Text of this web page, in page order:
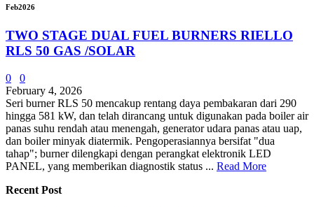
Feb2026
TWO STAGE DUAL FUEL BURNERS RIELLO
RLS 50 GAS /SOLAR
0
0
February 4, 2026
Seri burner RLS 50 mencakup rentang daya pembakaran dari 290
hingga 581 kW, dan telah dirancang untuk digunakan pada boiler air
panas suhu rendah atau menengah, generator udara panas atau uap,
dan boiler minyak diatermik. Pengoperasiannya bersifat "dua
tahap"; burner dilengkapi dengan perangkat elektronik LED
PANEL, yang memberikan diagnostik status ... Read More
Recent Post